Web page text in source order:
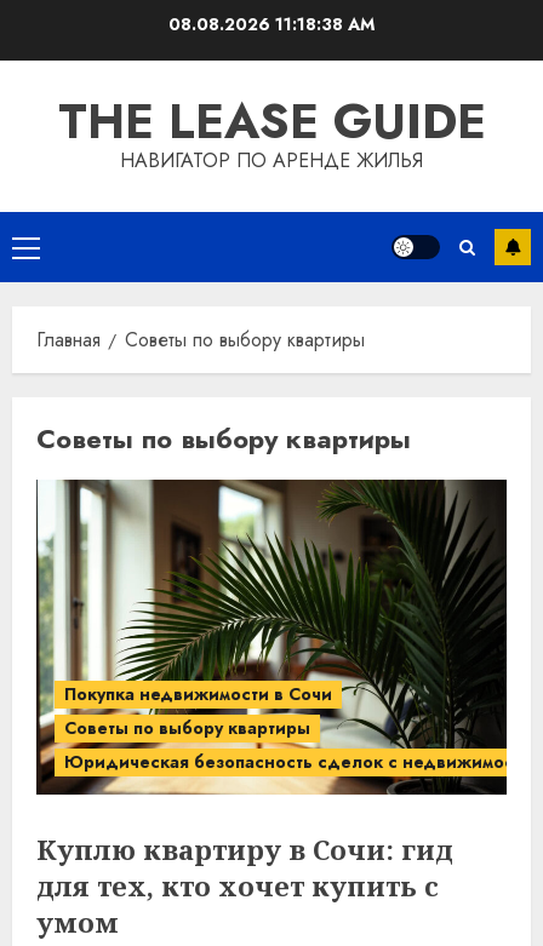
08.08.2026 11:18:38 AM
THE LEASE GUIDE
НАВИГАТОР ПО АРЕНДЕ ЖИЛЬЯ
Основное
меню
Главная Советы по выбору квартиры
Советы по выбору квартиры
Покупка недвижимости в Сочи
Советы по выбору квартиры
Юридическая безопасность сделок с
Куплю квартиру в Сочи: гид
для тех, кто хочет купить с
умом